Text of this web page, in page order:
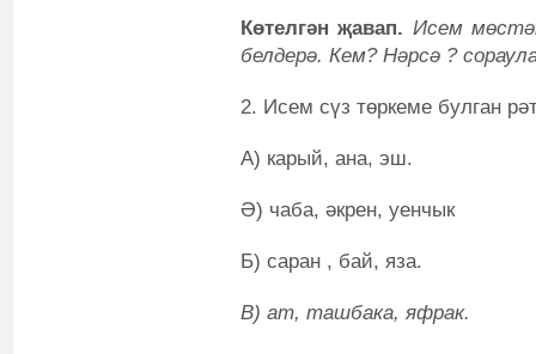
Көтелгән җавап. Исем
белдерә. Кем? Нәрсә ?
2. Исем сүз төркеме булган
А) карый, ана, эш.
Ә) чаба, әкрен, уенчык
Б) саран , бай, яза.
В) ат, ташбака, яфрак.